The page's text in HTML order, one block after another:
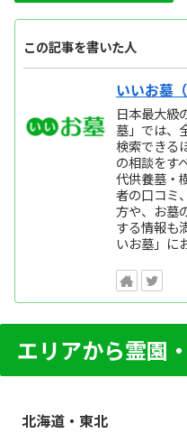
この記事を書いた人
いいお墓
日本最大級
墓」では、
検索できる
の相談をす
代供養墓・
者の口コミ
方や、お墓
する情報も
いお墓」に
エリアから霊園
北海道・東北